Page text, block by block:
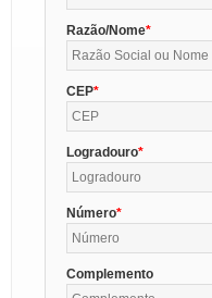
Razão/Nome
CEP
Logradouro
Número
Complemento